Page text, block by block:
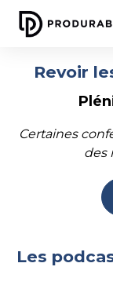
Revoir
Certaines
des
Les